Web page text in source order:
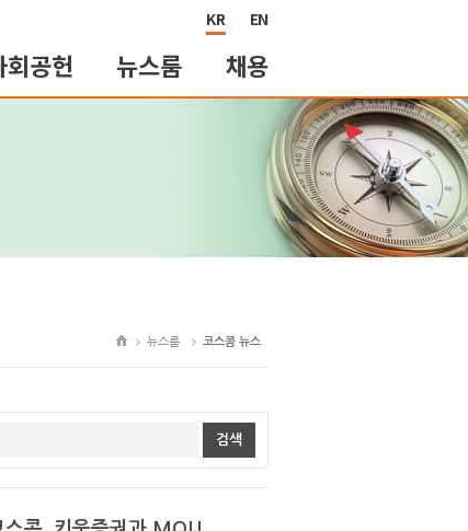
KR EN
회공헌 뉴스룸 채용
뉴스룸 코스콤 뉴스